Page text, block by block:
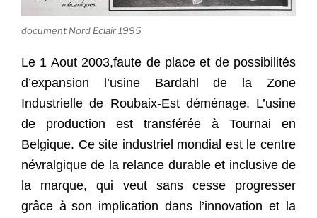
document Nord Eclair 1995
Le 1 Aout 2003,faute de place et de possibilités
d’expansion l’usine Bardahl de la Zone
Industrielle de Roubaix-Est déménage. L’usine
de production est transférée à Tournai en
Belgique. Ce site industriel mondial est le centre
névralgique de la relance durable et inclusive de
la marque, qui veut sans cesse progresser
grâce à son implication dans l’innovation et la